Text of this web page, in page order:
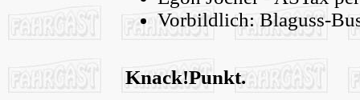
Vorbildlich: Blaguss-
Knack!Punkt.